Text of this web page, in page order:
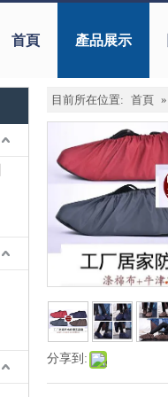
首頁 產品展示
目前所在位置: 首頁 »
分享到: